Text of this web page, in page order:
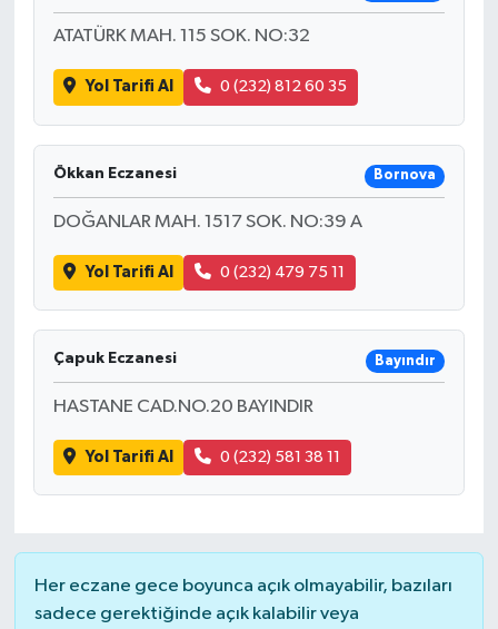
ATATÜRK MAH. 115 SOK. NO:32
Yol Tarifi Al 0 (232) 812 60 35
Ökkan Eczanesi Bornova
DOĞANLAR MAH. 1517 SOK. NO:39 A
Yol Tarifi Al 0 (232) 479 75 11
Çapuk Eczanesi Bayındır
HASTANE CAD.NO.20 BAYINDIR
Yol Tarifi Al 0 (232) 581 38 11
Her eczane gece boyunca açık olmayabilir, bazıları
sadece gerektiğinde açık kalabilir veya